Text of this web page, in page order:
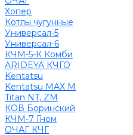
Хопер
Котлы чугунные
Универсал-5
Универсал-6
КЧМ-5-К Комби
ARIDEYA КЧГО
Kentatsu
Kentatsu MAX M
Titan NT, ZM
КОВ Боринский
КЧМ-7 Гном
ОЧАГ КЧГ